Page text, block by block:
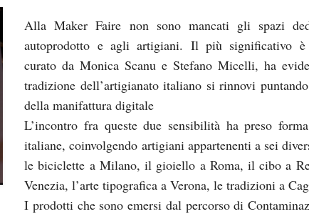
Alla Maker Faire non sono mancati gli spazi
autoprodotto e agli artigiani. Il più significativo è
curato da Monica Scanu e Stefano Micelli, ha
tradizione dell’artigianato italiano si rinnovi
della manifattura digitale
L’incontro fra queste due sensibilità ha preso
italiane, coinvolgendo artigiani appartenenti a sei
le biciclette a Milano, il gioiello a Roma, il cibo a
Venezia, l’arte tipografica a Verona, le tradizioni a
I prodotti che sono emersi dal percorso di